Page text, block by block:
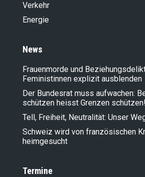
Verkehr
Energie
News
Frauenmorde und
Feministinnen explizit ausblenden
Der Bundesrat muss aufwachen:
schützen heisst Grenzen schützen!
Tell, Freiheit, Neutralität: Unser
Schweiz wird von französischen
heimgesucht
Termine